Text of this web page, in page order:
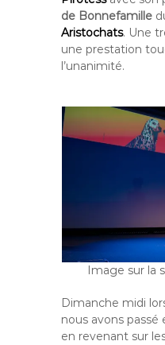
de Bonnefamille
Aristochats. Une
une prestation
l’unanimité.
Image sur la
Dimanche midi
nous avons passé
en revenant sur